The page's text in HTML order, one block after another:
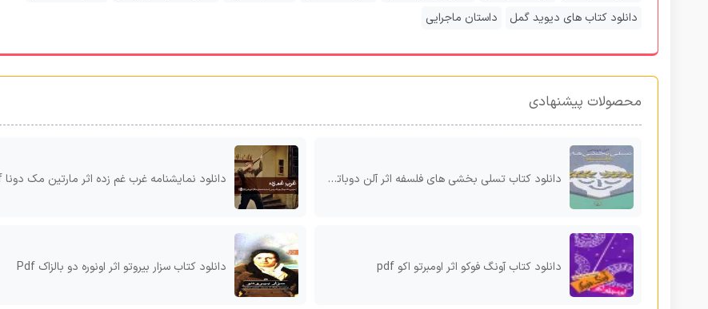
دانلود کتاب های دیوید گمل
داستان ماجرایی
محصولات پیشنهادی
دانلود کتاب تسلی بخشی های فلسفه اثر آلن دوباتن pdf دانلود نمایشنامه غرب غم زده اثر مارتین مک دونا pdf
دانلود کتاب آونگ فوکو اثر اومبرتو اکو pdf دانلود کتاب سزار بیروتو اثر اونوره دو بالزاک Pdf